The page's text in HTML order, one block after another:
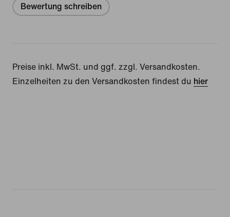
Bewertung schreiben
Preise inkl. MwSt. und ggf. zzgl. Versandkosten.
Einzelheiten zu den Versandkosten findest du hier